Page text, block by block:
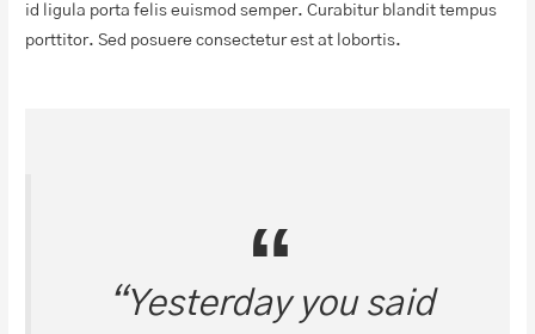
id ligula porta felis euismod semper. Curabitur blandit tempus
porttitor. Sed posuere consectetur est at lobortis.
“Yesterday you said